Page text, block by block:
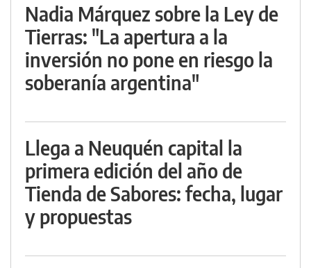
Nadia Márquez sobre la Ley de
Tierras: "La apertura a la
inversión no pone en riesgo la
soberanía argentina"
Llega a Neuquén capital la
primera edición del año de
Tienda de Sabores: fecha, lugar
y propuestas